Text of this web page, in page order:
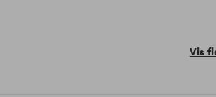
Vis